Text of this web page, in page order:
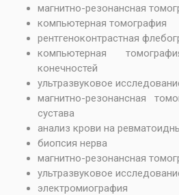
магнитно-резонансная
компьютерная томография
рентгеноконтрастная
компьютерная
конечностей
ультразвуковое
магнитно-резонансная
сустава
анализ крови на
биопсия нерва
магнитно-резонансная
ультразвуковое
электромиография